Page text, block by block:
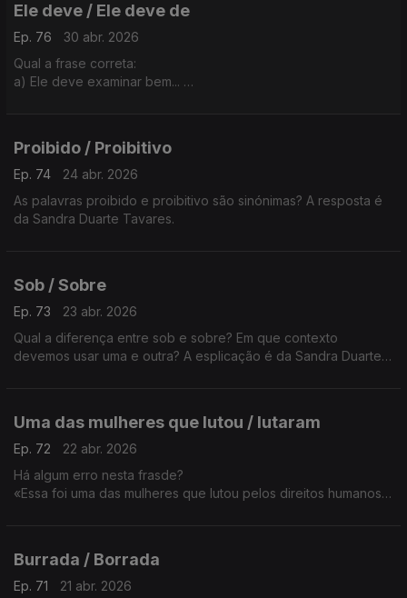
Ele deve / Ele deve de
Ep. 76
30 abr. 2026
Qual a frase correta:
a) Ele deve examinar bem...
Proibido / Proibitivo
Ep. 74
24 abr. 2026
As palavras proibido e proibitivo são sinónimas? A resposta é
da Sandra Duarte Tavares.
Sob / Sobre
Ep. 73
23 abr. 2026
Qual a diferença entre sob e sobre? Em que contexto
devemos usar uma e outra? A esplicação é da Sandra Duarte
Uma das mulheres que lutou / lutaram
Ep. 72
22 abr. 2026
Há algum erro nesta frasde?
«Essa foi uma das mulheres que lutou pelos direitos humanos e
Burrada / Borrada
Ep. 71
21 abr. 2026